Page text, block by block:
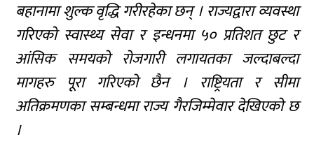
बहानामा शुल्क वृद्धि गरीरहेका छन् । राज्यद्वारा व्यवस्था
गरिएको स्वास्थ्य सेवा र इन्धनमा ५० प्रतिशत छुट र
आंसिक समयको रोजगारी लगायतका जल्दाबल्दा
मागहरु पूरा गरिएको छैन । राष्ट्रियता र सीमा
अतिक्रमणका सम्बन्धमा राज्य गैरजिम्मेवार देखिएको छ
।